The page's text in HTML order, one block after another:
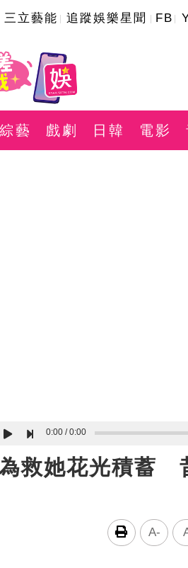
三立藝能 追蹤娛樂星聞 FB
綜藝 戲劇 日韓 電影
0:00 0:00
救她花光積蓄
A-